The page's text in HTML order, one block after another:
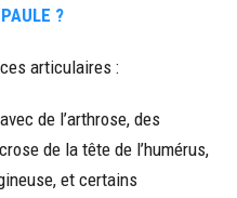
?
articulaires :
de l’arthrose, des
de la tête de l’humérus,
et certains